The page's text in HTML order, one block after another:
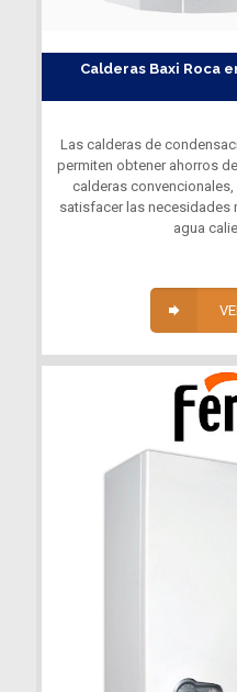
Calderas Baxi Roca
Las calderas de
permiten obtener ahorros
calderas
satisfacer las necesidades
agua